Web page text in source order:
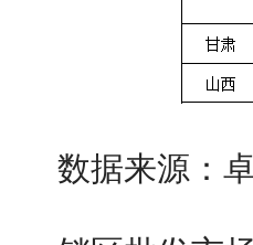
数据来源：